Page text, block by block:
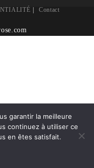
Contact
garantir la meilleure
continuez à utiliser ce
en êtes satisfait.